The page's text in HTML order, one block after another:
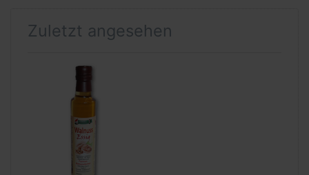
Zuletzt angesehen